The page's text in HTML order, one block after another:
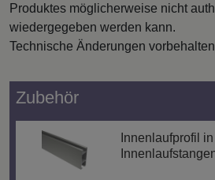
Produktes möglicherweise nicht
wiedergegeben werden kann.
Technische Änderungen
Zubehör
Innenlaufprofil